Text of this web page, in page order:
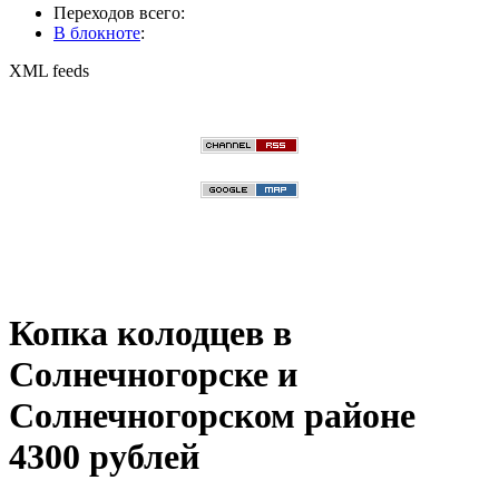
Переходов всего:
В блокноте:
XML feeds
Копка колодцев в
Солнечногорске и
Солнечногорском районе
4300 рублей